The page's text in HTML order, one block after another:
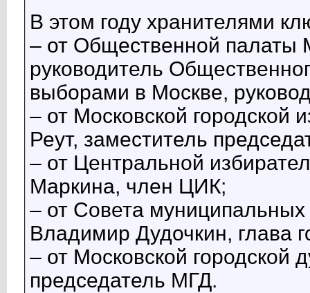
В этом году хранителями
– от Общественной палаты
руководитель
выборами в Москве,
– от Московской городской
Реут, заместитель
– от Центральной
Маркина, член ЦИК;
– от Совета
Владимир Дудочкин, глава
– от Московской
председатель МГД.